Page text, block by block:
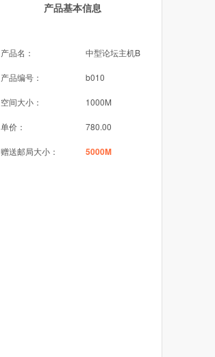
产品基本信息
产品名： 中型论坛主机B
产品编号： b010
空间大小： 1000M
单价： 780.00
赠送邮局大小： 5000M